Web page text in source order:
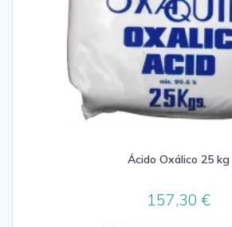
Ácido Oxálico 25 kg
157,30€